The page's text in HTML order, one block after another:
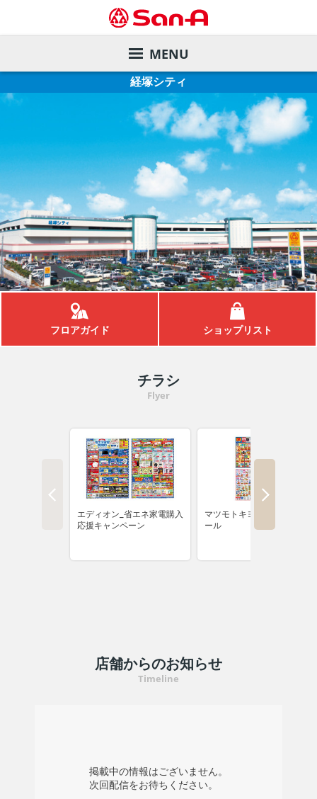
MENU
サンエー商品券
各種お支払い方法
サンエーアプリ
インフォメーションカウンター
キャンペーン情報
SNS・テレビCM
お問い合わせ
店舗一覧
直営飲食店
家電と暮らしのエディオン
マツモトキヨシ
サンエーコスメ
ネットスーパー
オンラインショップ
デジタルカタログ
旧盆ご予約メニュー
夏のお中元ギフト
ご予約メニュー
会社案内
ごあいさつ
会社概要・事業内容
店舗物件募集
折田財団
こども110番の家
株主・投資家の皆様へ
業績の推移
IRカレンダー
電子公告
よくあるご質問
サステナビリティ
採用実績ほか
お知らせ
サンエーの理念
求める人財
若手社員に聞いてみました
閉じる
経塚シティ
フロアガイド ショップリスト
チラシ
Flyer
店舗からのお知らせ
Timeline